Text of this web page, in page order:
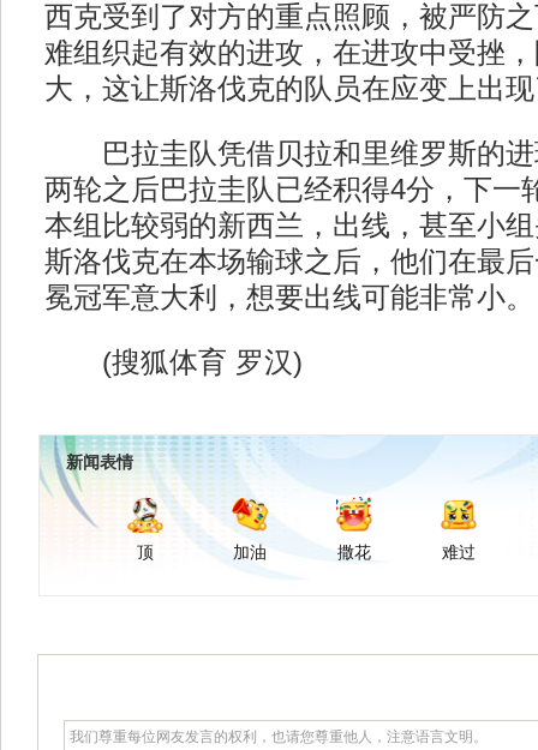
西克受到了对方的重点照顾，被严防
难组织起有效的进攻，在进攻中受挫
大，这让斯洛伐克的队员在应变上出
巴拉圭队凭借贝拉和里维罗斯的进
两轮之后巴拉圭队已经积得4分，下一
本组比较弱的新西兰，出线，甚至小
斯洛伐克在本场输球之后，他们在最
冕冠军意大利，想要出线可能非常小。
(搜狐体育 罗汉)
新闻表情
顶 加油 撒花 难过